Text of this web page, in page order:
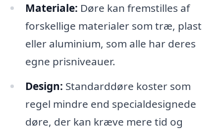
Materiale: Døre kan fremstilles af
forskellige materialer som træ, plast
eller aluminium, som alle har deres
egne prisniveauer.
Design: Standarddøre koster som
regel mindre end specialdesignede
døre, der kan kræve mere tid og